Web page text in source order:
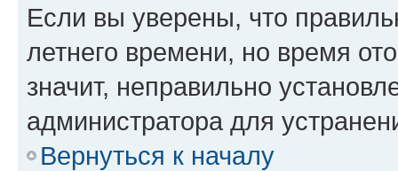
Если вы уверены, что
летнего времени, но время
значит, неправильно
администратора для
Вернуться к началу